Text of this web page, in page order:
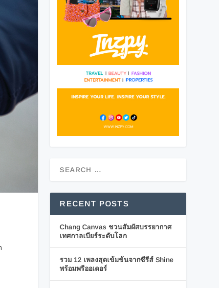
RECENT POSTS
Chang Canvas ชวนสัมผัสบรรยากาศ
เทศกาลเบียร์ระดับโลก
รวม 12 เพลงสุดเข้มข้นจากซีรีส์ Shine
พร้อมพรีออเดอร์